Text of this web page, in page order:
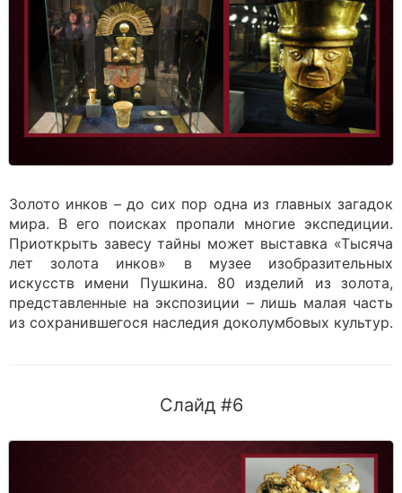
Золото инков – до сих пор одна из главных загадок
мира. В его поисках пропали многие экспедиции.
Приоткрыть завесу тайны может выставка «Тысяча
лет золота инков» в музее изобразительных
искусств имени Пушкина. 80 изделий из золота,
представленные на экспозиции – лишь малая часть
из сохранившегося наследия доколумбовых культур.
Слайд #6